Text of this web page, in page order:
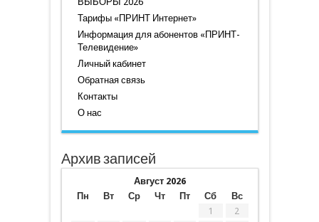
Тарифы «ПРИНТ Интернет»
Информация для абонентов «ПРИНТ-
Телевидение»
Личный кабинет
Обратная связь
Контакты
О нас
Архив записей
Август 2026
Пн
Вт Ср Чт Пт Сб
Вс
1
2